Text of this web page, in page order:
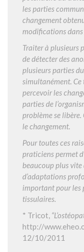
les parties
changement
modifications dans
Traiter à plusieurs
de détecter des
plusieurs parties
simultanément.
percevoir les
parties de
problème se
le changement.
Pour toutes ces
praticiens permet
beaucoup plus
d’adaptations
important pour les
tissulaires.
* Tricot,
http://
12/10/2011